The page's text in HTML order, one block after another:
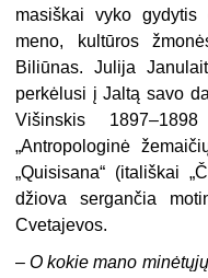
masiškai vyko
meno, kultūros
Biliūnas. Julija
perkėlusi į Jaltą savo
Višinskis
„Antropologinė
„Quisisana“ (itališkai
džiova sergančia
Cvetajevos.
–O kokie mano